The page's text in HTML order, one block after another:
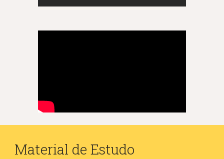
Material de Estudo